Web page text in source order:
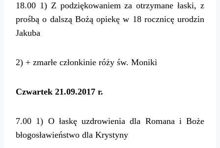
18.00 1) Z podziękowaniem za otrzymane łaski, z
prośbą o dalszą Bożą opiekę w 18 rocznicę urodzin
Jakuba
2) + zmarłe członkinie róży św. Moniki
Czwartek 21.09.2017 r.
7.00 1) O łaskę uzdrowienia dla Romana i Boże
błogosławieństwo dla Krystyny